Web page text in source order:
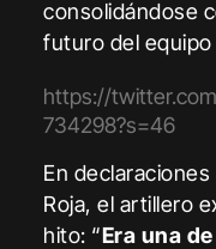
consolidándose
futuro del
https://
734298?s=46
En
Roja, el artillero
hito: “Era una